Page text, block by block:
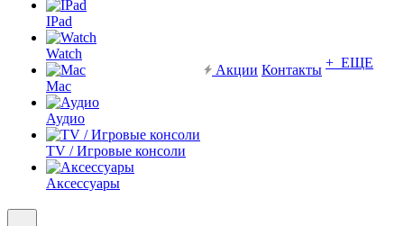
IPad
Watch
Mac
Аудио
TV / Игровые консоли
Аксессуары
Акции Контакты + ЕЩЕ